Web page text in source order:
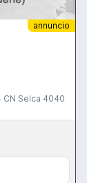
annuncio
Selca 4040